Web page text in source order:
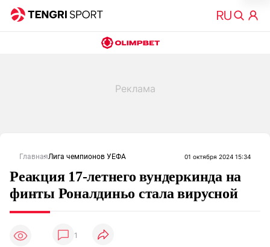
ГлавнаяЛига чемпионов УЕФА 01 октября 2024 15:34
Реакция 17-летнего вундеркинда на
финты Роналдиньо стала вирусной
1